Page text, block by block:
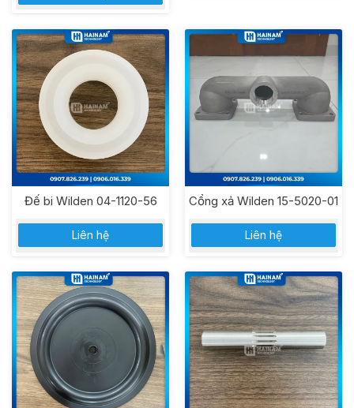
Đế bi Wilden 04-1120-56
Liên hệ
Cổng xả Wilden 15-5020-01
Liên hệ